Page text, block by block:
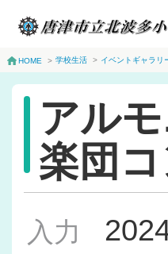
HOME > 学校生活 > イベントギャラリ
アル
楽団
入力